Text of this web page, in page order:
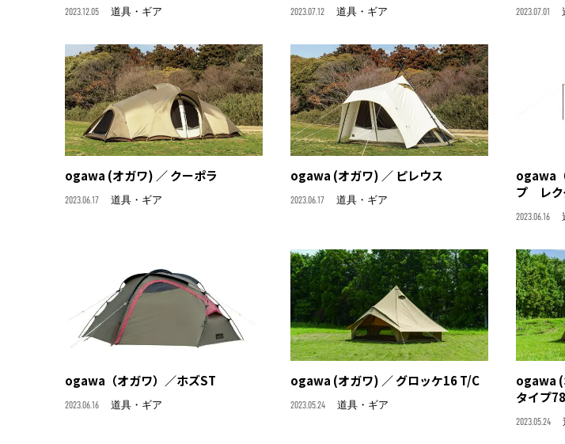
2023.12.05 道具・ギア 2023.07.12 道具・ギア 2023.07.01
ogawa (オガワ) ／ クーポラ
2023.06.17 道具・ギア
ogawa (オガワ) ／ ピレウス
2023.06.17 道具・ギア
ogawa
プ レク
2023.06.16
ogawa（オガワ）／ホズST
2023.06.16 道具・ギア
ogawa (オガワ) ／ グロッケ16 T/C
2023.05.24 道具・ギア
ogawa (
タイプ
2023.05.24